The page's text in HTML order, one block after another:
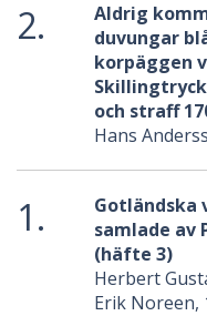
2.
Aldrig
duvungar
korpäggen
och straff
Hans
1.
Gotländska
samlade av
(häfte 3)
Herbert
Erik Noreen,